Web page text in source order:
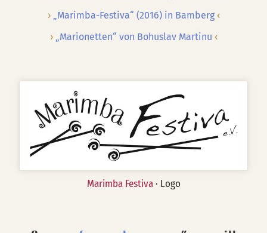
„Marimba-Festiva“ (2016) in Bamberg
„Marionetten“ von Bohuslav Martinu
Marimba Festiva· Logo